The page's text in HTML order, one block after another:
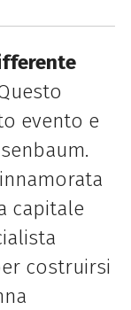
evento e
capitale
costruirsi